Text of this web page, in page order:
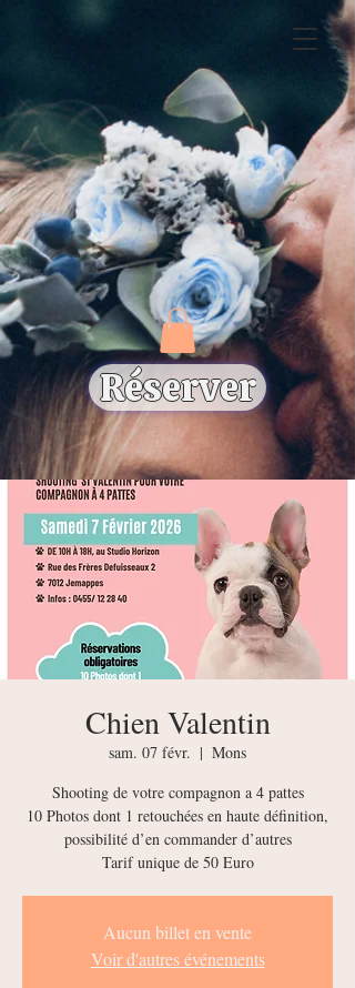
Réserver
Chien Valentin
sam. 07 févr.
  |
Mons
Shooting de votre compagnon a 4 pattes
10 Photos dont 1 retouchées en haute définition,
possibilité d’en commander d’autres
Tarif unique de 50 Euro
Aucun billet en vente
Voir d'autres événements